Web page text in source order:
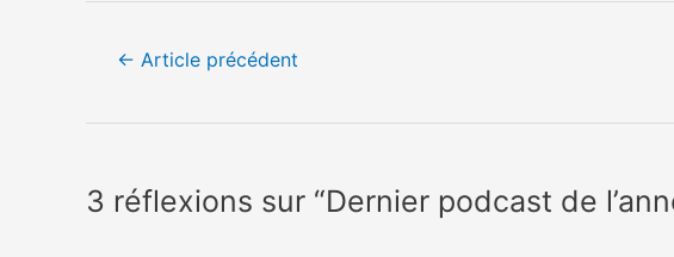
Navigation
← Article précédent
3 réflexions sur “Dernier podcast de